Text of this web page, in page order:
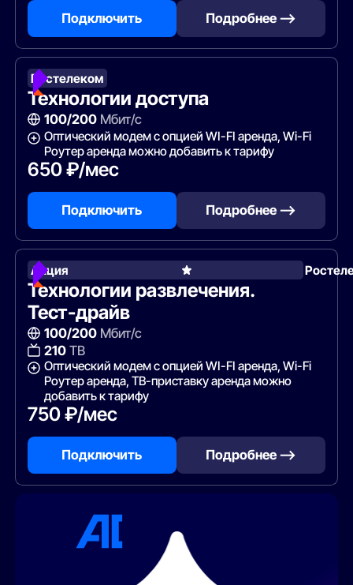
Подключить Подробнее —>
Ростелеком
Технологии доступа
100/200Мбит/с
Оптический модем с опцией WI-FI аренда, Wi-Fi
Роутер аренда можно добавить к тарифу
650 ₽/мес
Подключить Подробнее —>
Акция
Технологии развлечения.
Тест-драйв
100/200Мбит/с
210ТВ
Оптический модем с опцией WI-FI аренда, Wi-Fi
Роутер аренда, ТВ-приставку аренда можно
добавить к тарифу
750 ₽/мес
Подключить Подробнее —>